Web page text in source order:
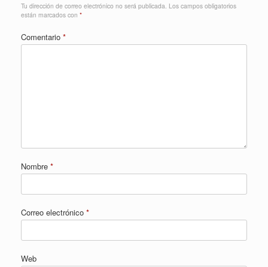
Tu dirección de correo electrónico no será publicada. Los campos obligatorios
están marcados con *
Comentario *
Nombre *
Correo electrónico *
Web